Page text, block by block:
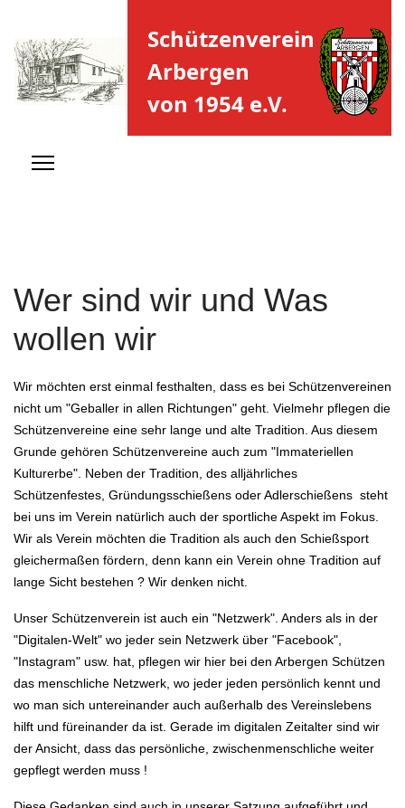
Schützenverein
Arbergen
von 1954 e.V.
Wer sind wir und Was
wollen wir
Wir möchten erst einmal festhalten, dass es bei Schützenvereinen
nicht um "Geballer in allen Richtungen" geht. Vielmehr pflegen die
Schützenvereine eine sehr lange und alte Tradition. Aus diesem
Grunde gehören Schützenvereine auch zum "Immateriellen
Kulturerbe". Neben der Tradition, des alljährliches
Schützenfestes, Gründungsschießens oder Adlerschießens steht
bei uns im Verein natürlich auch der sportliche Aspekt im Fokus.
Wir als Verein möchten die Tradition als auch den Schießsport
gleichermaßen fördern, denn kann ein Verein ohne Tradition auf
lange Sicht bestehen ? Wir denken nicht.
Unser Schützenverein ist auch ein "Netzwerk". Anders als in der
"Digitalen-Welt" wo jeder sein Netzwerk über "Facebook",
"Instagram" usw. hat, pflegen wir hier bei den Arbergen Schützen
das menschliche Netzwerk, wo jeder jeden persönlich kennt und
wo man sich untereinander auch außerhalb des Vereinslebens
hilft und füreinander da ist. Gerade im digitalen Zeitalter sind wir
der Ansicht, dass das persönliche, zwischenmenschliche weiter
gepflegt werden muss !